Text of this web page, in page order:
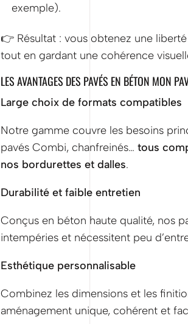
exemple).
👉 Résultat : vous obtenez une
tout en gardant une cohérence
LES AVANTAGES DES PAVÉS EN BÉTON MON
Large choix de formats compatibles
Notre gamme couvre les besoins
pavés Combi, chanfreinés…tous
nos bordurettes et dalles.
Durabilité et faible entretien
Conçus en béton haute qualité, nos
intempéries et nécessitent peu
Esthétique personnalisable
Combinez les dimensions et les
aménagement unique, cohérent et